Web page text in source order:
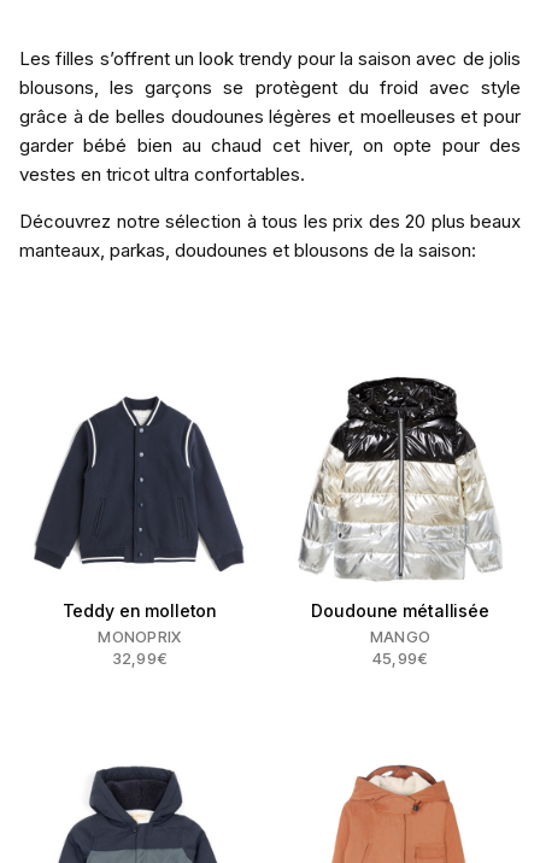
Les filles s’offrent un look trendy pour la saison avec de jolis
blousons, les garçons se protègent du froid avec style
grâce à de belles doudounes légères et moelleuses et pour
garder bébé bien au chaud cet hiver, on opte pour des
vestes en tricot ultra confortables.
Découvrez notre sélection à tous les prix des 20 plus beaux
manteaux, parkas, doudounes et blousons de la saison:
Teddy en molleton
MONOPRIX
32,99€
Doudoune métallisée
MANGO
45,99€